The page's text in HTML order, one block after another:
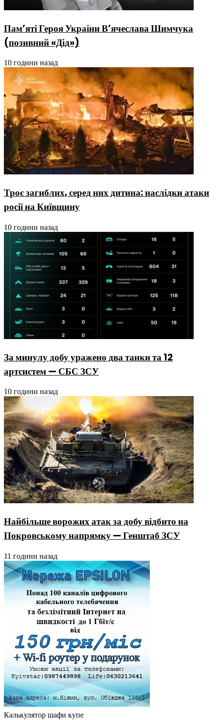
Пам’яті Героя України В’ячеслава Шимчука
(позивний «Дід»)
10 години назад
Троє загиблих, серед них дитина: наслідки атаки
росії на Київщину
10 години назад
За минулу добу уражено два танки та 12
артсистем — СБС ЗСУ
10 години назад
Найбільше ворожих атак за добу відбито на
Покровському напрямку — Генштаб ЗСУ
11 години назад
Калькулятор шафи купе